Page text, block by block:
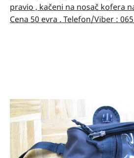
pravio , kačeni na nosač kofera
Cena 50 evra . Telefon/Viber :